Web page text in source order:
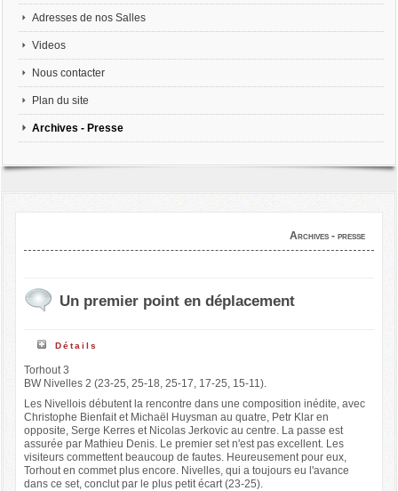
Adresses de nos Salles
Videos
Nous contacter
Plan du site
Archives - Presse
Archives - presse
Un premier point en déplacement
Détails
Torhout 3
BW Nivelles 2 (23-25, 25-18, 25-17, 17-25, 15-11).
Les Nivellois débutent la rencontre dans une composition inédite, avec
Christophe Bienfait et Michaël Huysman au quatre, Petr Klar en
opposite, Serge Kerres et Nicolas Jerkovic au centre. La passe est
assurée par Mathieu Denis. Le premier set n'est pas excellent. Les
visiteurs commettent beaucoup de fautes. Heureusement pour eux,
Torhout en commet plus encore. Nivelles, qui a toujours eu l'avance
dans ce set, conclut par le plus petit écart (23-25).